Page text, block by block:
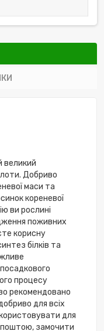
великий
Добриво
маси та
кореневої
ви рослині
поживних
корисну
білків та
процесу
рекомендовано
для всіх
для
поштою, замочити